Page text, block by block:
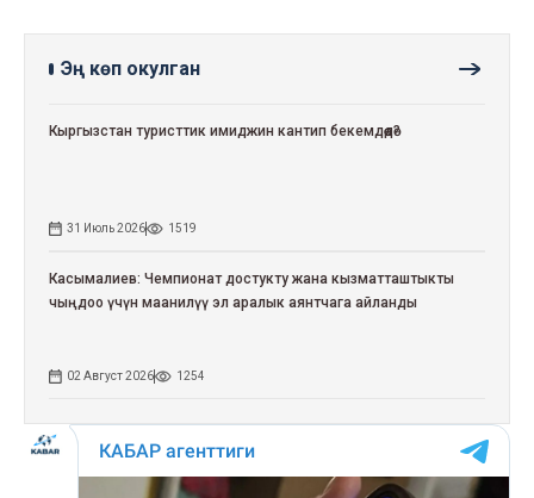
Эң көп окулган
Кыргызстан туристтик имиджин кантип бекемдөөдө?
31 Июль 2026 1519
Касымалиев: Чемпионат достукту жана кызматташтыкты
чыңдоо үчүн маанилүү эл аралык аянтчага айланды
02 Август 2026 1254